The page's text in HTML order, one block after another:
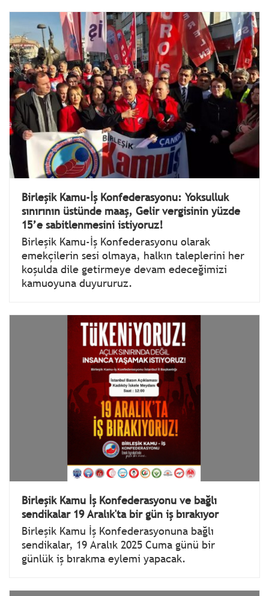
Birleşik Kamu-İş Konfederasyonu: Yoksulluk
sınırının üstünde maaş, Gelir vergisinin yüzde
15’e sabitlenmesini istiyoruz!
Birleşik Kamu-İş Konfederasyonu olarak
emekçilerin sesi olmaya, halkın taleplerini her
koşulda dile getirmeye devam edeceğimizi
kamuoyuna duyururuz.
Birleşik Kamu İş Konfederasyonu ve bağlı
sendikalar 19 Aralık'ta bir gün iş bırakıyor
Birleşik Kamu İş Konfederasyonuna bağlı
sendikalar, 19 Aralık 2025 Cuma günü bir
günlük iş bırakma eylemi yapacak.